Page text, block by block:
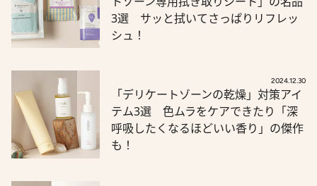
3選 サッと拭いてさっぱりリフレッ
シュ！
2024.12.30
「デリケートゾーンの乾燥」対策アイ
テム3選 色ムラをケアできたり「深
呼吸したくなるほどいい香り」の傑作
も！